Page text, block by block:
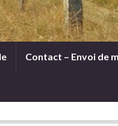
Contact – Envoi de